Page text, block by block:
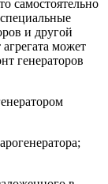
самостоятельно
и другой
может
генераторов